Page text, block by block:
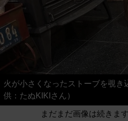
火が小さくなったストーブを覗き
供：たぬKIKIさん）
まだまだ画像は続きま